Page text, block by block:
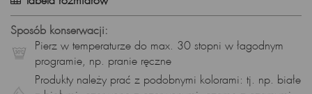
i szyku. To połączenie sprawia, że sukienka jest idealna na
wiele różnych okazji.
Praktyczne Zapięcie na Kryty Zamek
Zapięcie na kryty zamek z tyłu nie tylko ułatwia zakładanie
sukienki, ale także dodaje jej eleganckiego charakteru. To
Sposób konserwacji:
Pierz w temperaturze do max. 30 stopni w łagodnym
programie, np. pranie ręczne
Produkty należy prać z podobnymi kolorami: tj. np. białe